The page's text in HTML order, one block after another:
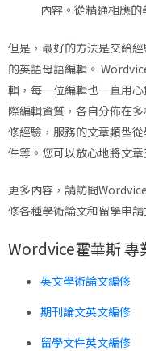
內容。從精通相應
但是，最好的方法是交給
的英語母語編輯。
輯，每一位編輯也一直用
際編輯資質，各自分佈在
修經驗，服務的文章類型
件等。您可以放心地將文
更多內容，請訪問
修各種學術論文和留學申請
Wordvice霍華斯 專
英文學術論文編修
期刊論文英文編修
留學文件英文編修